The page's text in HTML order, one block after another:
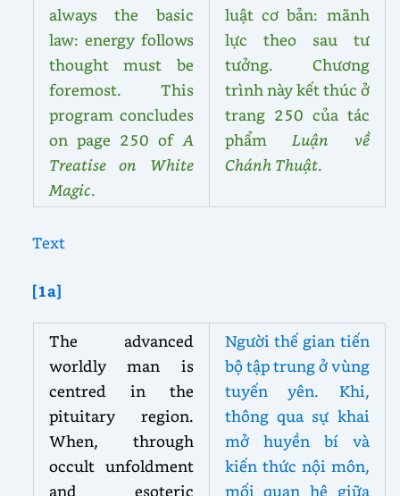
always the basic
law: energy follows
thought must be
foremost. This
program concludes
on page 250 of A
Treatise on White
Magic.
luật cơ bản: mãnh
lực theo sau tư
tưởng. Chương
trình này kết thúc ở
trang 250 của tác
phẩm Luận về
Chánh Thuật.
Text
[1a]
The advanced
worldly man is
centred in the
pituitary region.
When, through
occult unfoldment
and esoteric
Người thế gian tiến
bộ tập trung ở vùng
tuyến yên. Khi,
thông qua sự khai
mở huyền bí và
kiến thức nội môn,
mối quan hệ giữa